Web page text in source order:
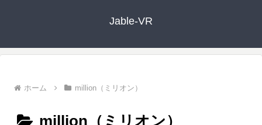
Jable-VR
ホーム million（ミリオン）
million（ミリオン）